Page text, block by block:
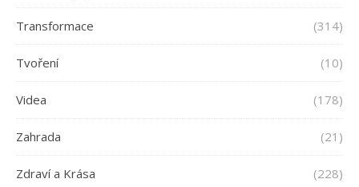
Transformace (314)
Tvoření (10)
Videa (178)
Zahrada (21)
Zdraví a Krása (228)